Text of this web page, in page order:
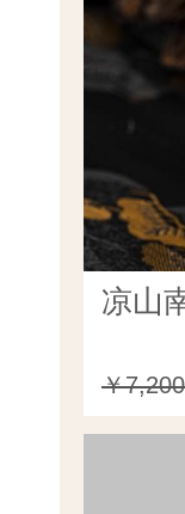
凉山
￥7,200